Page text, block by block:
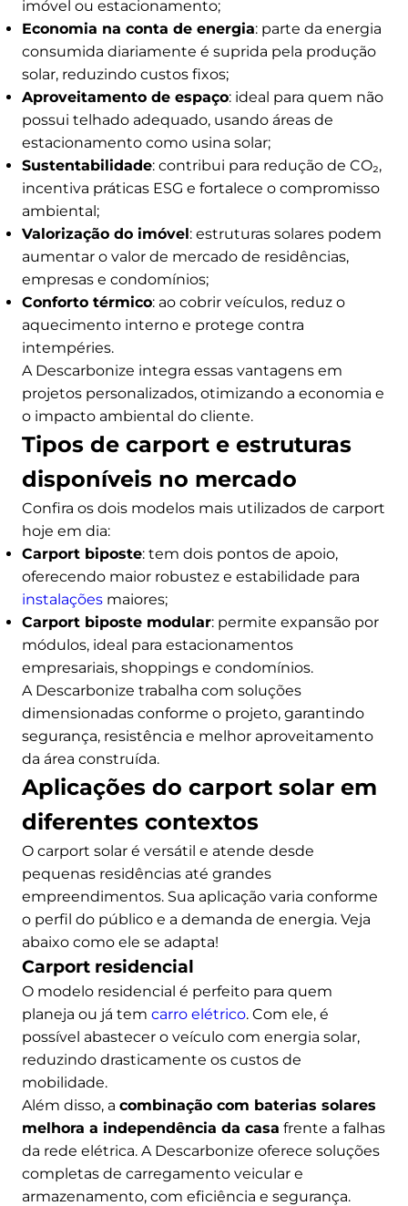
imóvel ou estacionamento;
Economia na conta de energia: parte da energia
consumida diariamente é suprida pela produção
solar, reduzindo custos fixos;
Aproveitamento de espaço: ideal para quem não
possui telhado adequado, usando áreas de
estacionamento como usina solar;
Sustentabilidade: contribui para redução de CO₂,
incentiva práticas ESG e fortalece o compromisso
ambiental;
Valorização do imóvel: estruturas solares podem
aumentar o valor de mercado de residências,
empresas e condomínios;
Conforto térmico: ao cobrir veículos, reduz o
aquecimento interno e protege contra
intempéries.
A Descarbonize integra essas vantagens em
projetos personalizados, otimizando a economia e
o impacto ambiental do cliente.
Tipos de carport e estruturas
disponíveis no mercado
Confira os dois modelos mais utilizados de carport
hoje em dia:
Carport biposte: tem dois pontos de apoio,
oferecendo maior robustez e estabilidade para
instalações maiores;
Carport biposte modular: permite expansão por
módulos, ideal para estacionamentos
empresariais, shoppings e condomínios.
A Descarbonize trabalha com soluções
dimensionadas conforme o projeto, garantindo
segurança, resistência e melhor aproveitamento
da área construída.
Aplicações do carport solar em
diferentes contextos
O carport solar é versátil e atende desde
pequenas residências até grandes
empreendimentos. Sua aplicação varia conforme
o perfil do público e a demanda de energia. Veja
abaixo como ele se adapta!
Carport residencial
O modelo residencial é perfeito para quem
planeja ou já tem carro elétrico. Com ele, é
possível abastecer o veículo com energia solar,
reduzindo drasticamente os custos de
mobilidade.
Além disso, a combinação com baterias solares
melhora a independência da casa frente a falhas
da rede elétrica. A Descarbonize oferece soluções
completas de carregamento veicular e
armazenamento, com eficiência e segurança.